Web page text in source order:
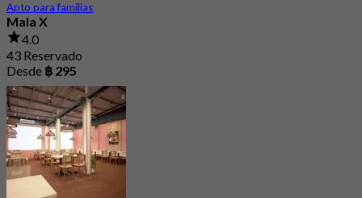
Apto para familias
Mala X
4.0
43 Reservado
Desde ฿ 295